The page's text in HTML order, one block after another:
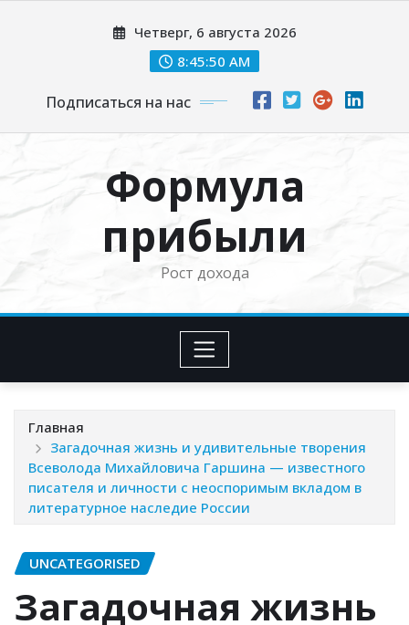
Четверг, 6 августа 2026
8:45:51 AM
Подписаться на нас
Формула
прибыли
Рост дохода
Главная
Загадочная жизнь и удивительные творения
Всеволода Михайловича Гаршина — известного
писателя и личности с неоспоримым вкладом в
литературное наследие России
UNCATEGORISED
Загадочная жизнь